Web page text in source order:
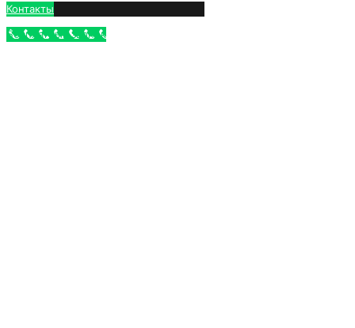
Контакты
Бесплатный звонок